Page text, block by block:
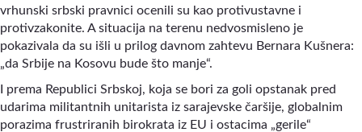
vrhunski srbski pravnici ocenili su kao protivustavne i
protivzakonite. A situacija na terenu nedvosmisleno je
pokazivala da su išli u prilog davnom zahtevu Bernara Kušnera:
„da Srbije na Kosovu bude što manje“.
I prema Republici Srbskoj, koja se bori za goli opstanak pred
udarima militantnih unitarista iz sarajevske čaršije, globalnim
porazima frustriranih birokrata iz EU i ostacima „gerile“